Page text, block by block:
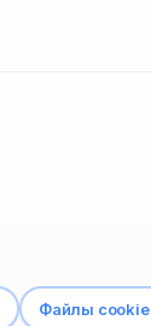
Файлы cookie